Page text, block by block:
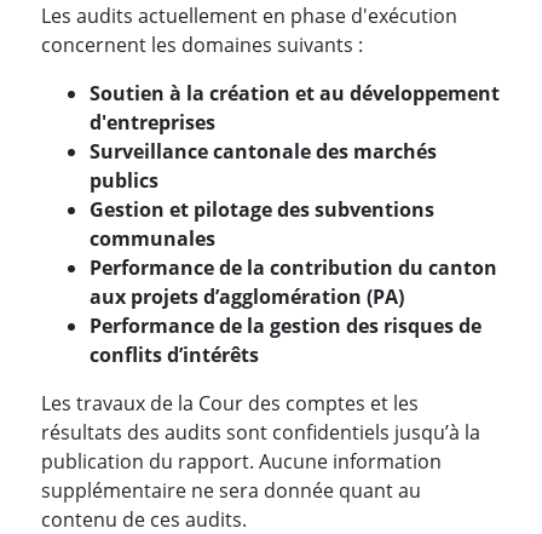
Les audits actuellement en phase d'exécution
concernent les domaines suivants :
Soutien à la création et au développement
d'entreprises
Surveillance cantonale des marchés
publics
Gestion et pilotage des subventions
communales
Performance de la contribution du canton
aux projets d’agglomération (PA)
Performance de la gestion des risques de
conflits d’intérêts
Les travaux de la Cour des comptes et les
résultats des audits sont confidentiels jusqu’à la
publication du rapport. Aucune information
supplémentaire ne sera donnée quant au
contenu de ces audits.